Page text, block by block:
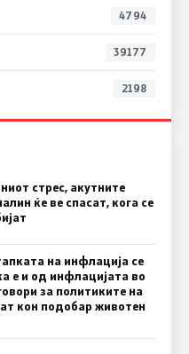
4794
39177
2198
стрес, акутните
ќе ве спасат, кога се
на инфлација се
е и од инфлацијата во
за политиките на
кон подобар животен